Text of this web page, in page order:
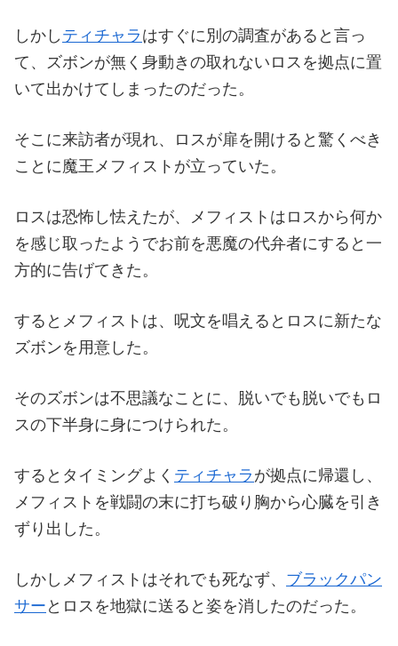
しかし ティチャラ はすぐに別の調査があると言っ
て、ズボンが無く身動きの取れないロスを拠点に置
いて出かけてしまったのだった。
そこに来訪者が現れ、ロスが扉を開けると驚くべき
ことに魔王メフィストが立っていた。
ロスは恐怖し怯えたが、メフィストはロスから何か
を感じ取ったようでお前を悪魔の代弁者にすると一
方的に告げてきた。
するとメフィストは、呪文を唱えるとロスに新たな
ズボンを用意した。
そのズボンは不思議なことに、脱いでも脱いでもロ
スの下半身に身につけられた。
するとタイミングよく ティチャラ が拠点に帰還し、
メフィストを戦闘の末に打ち破り胸から心臓を引き
ずり出した。
しかしメフィストはそれでも死なず、 ブラックパン
サー とロスを地獄に送ると姿を消したのだった。